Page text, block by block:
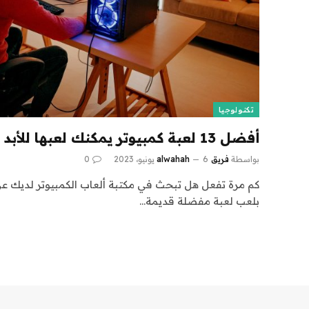
تكنولوجيا
أفضل 13 لعبة كمبيوتر يمكنك لعبها للأبد (2023)
بواسطة فريق alwahah 6 يونيو، 2023 0
كم مرة تفعل هل تبحث في مكتبة ألعاب الكمبيوتر لديك
بلعب لعبة مفضلة قديمة…